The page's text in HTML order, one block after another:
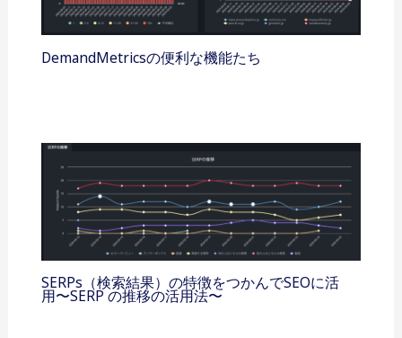
DemandMetricsの便利な機能たち
SERPs（検索結果）の特徴をつかんでSEOに活
用〜SERP の推移の活用法〜